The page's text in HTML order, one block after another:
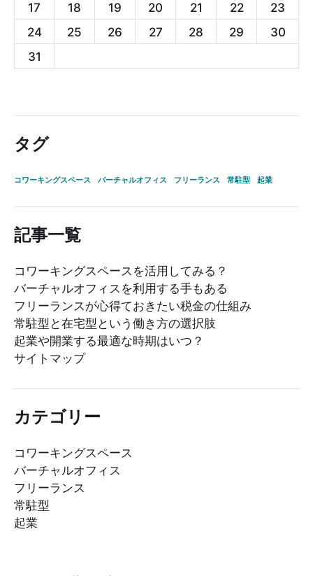
17
18 19 20 21 22
23
24
25 26 27 28 29
30
31
タグ
コワーキングスペース バーチャルオフィス フリーランス 常駐型 起業
記事一覧
コワーキングスペースを活用してみる？
バーチャルオフィスを利用する手もある
フリーランスが心得ておきたい税金の仕組み
常駐型と在宅型という働き方の選択肢
起業や開業する最適な時期はいつ？
サイトマップ
カテゴリー
コワーキングスペース
バーチャルオフィス
フリーランス
常駐型
起業